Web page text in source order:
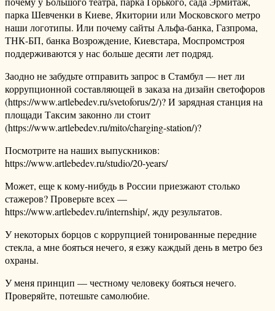
парка Шевченки в Киеве, Якитории или Московского метро
наши логотипы. Или почему сайты Альфа-банка, Газпрома,
ТНК-БП, банка Возрождение, Киевстара, Моспромстроя
поддерживаются у нас больше десяти лет подряд.
Заодно не забудьте отправить запрос в Стамбул — нет ли
коррупционной составляющей в заказа на дизайн светофоров
(https://www.artlebedev.ru/svetoforus/2/)? И зарядная станция на
площади Таксим законно ли стоит
(https://www.artlebedev.ru/mito/charging-station/)?
Посмотрите на наших выпускников:
https://www.artlebedev.ru/studio/20-years/
Может, еще к кому-нибудь в России приезжают столько
стажеров? Проверьте всех —
https://www.artlebedev.ru/internship/, жду результатов.
У некоторых борцов с коррупцией тонированные передние
стекла, а мне бояться нечего, я езжу каждый день в метро без
охраны.
У меня принцип — честному человеку бояться нечего.
Проверяйте, потешьте самолюбие.